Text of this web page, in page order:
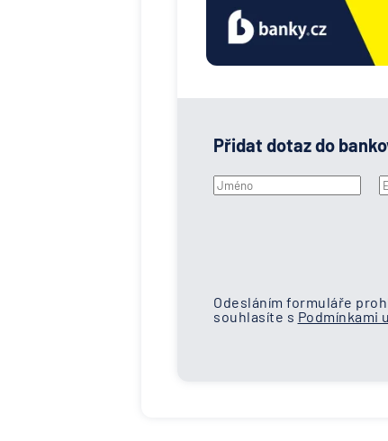
Přidat dotaz do
Odesláním formuláře
souhlasíte s Podmínkami